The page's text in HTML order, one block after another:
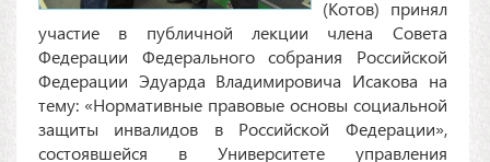
(Котов) принял
участие в публичной лекции члена Совета
Федерации Федерального собрания Российской
Федерации Эдуарда Владимировича Исакова на
тему: «Нормативные правовые основы социальной
защиты инвалидов в Российской Федерации»,
состоявшейся в Университете управления